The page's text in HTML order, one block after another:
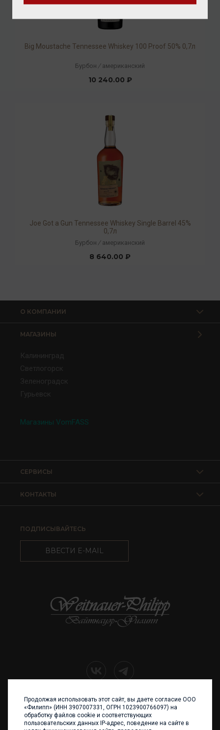
Big Moustache Tennessee Whiskey 100 Proof 50% 0,7л
Бурбон / американский
10 240.00 ₽
Joe Got a Gun Tennessee Whiskey Single Barrel 45%
0,7л
Бурбон / американский
8 640.00 ₽
О КОМПАНИИ
МАГАЗИНЫ
Калининград
Светлогорск
Зеленоградск
Гурьевск
Магазины VomFASS
КОНТАКТЫ
СЕРВИСЫ
ПОДПИСЫВАЙТЕСЬ
ВВЕСТИ E-MAIL
+7 (4012) 960 898
236017 Калининград,
ул. Каштановая аллея, 47
Продолжая использовать этот сайт, вы даете согласие ООО
«Филипп» (ИНН 3907007331, ОГРН 1023900766097) на
обработку файлов cookie и соответствующих
пользовательских данных IP-адрес, поведение на сайте в